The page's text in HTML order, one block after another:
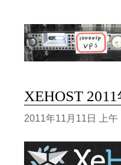
XEHOST
2011年11月11日 上